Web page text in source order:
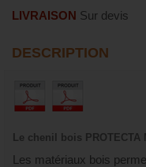
LIVRAISON Sur devis
DESCRIPTION
Le chenil bois
Les matériaux bois